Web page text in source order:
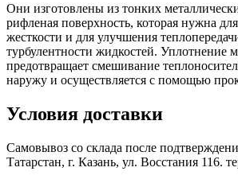
Они изготовлены из тонких
рифленая поверхность, которая нужна
жесткости и для улучшения
турбулентности жидкостей. Уплотнение
предотвращает смешивание
наружу и осуществляется с помощью
Условия доставки
Самовывоз со склада после
Татарстан, г. Казань, ул. Восстания 116.